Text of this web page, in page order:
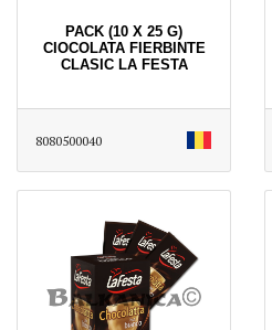
PACK (10 X 25 G)
CIOCOLATA FIERBINTE
CLASIC LA FESTA
8080500040